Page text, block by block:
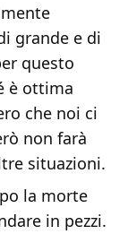
grande e di
questo
è ottima
che noi ci
non farà
situazioni.
la morte
in pezzi.